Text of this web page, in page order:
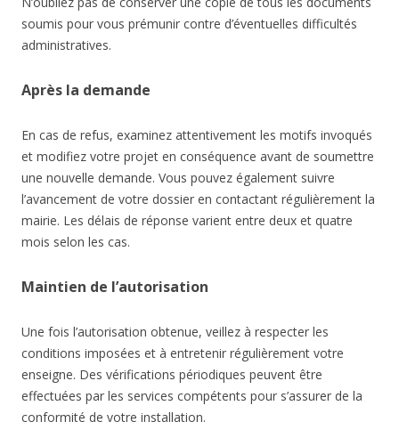
soumis pour vous prémunir contre d’éventuelles difficultés
administratives.
Après la demande
En cas de refus, examinez attentivement les motifs invoqués
et modifiez votre projet en conséquence avant de soumettre
une nouvelle demande. Vous pouvez également suivre
l’avancement de votre dossier en contactant régulièrement la
mairie. Les délais de réponse varient entre deux et quatre
mois selon les cas.
Maintien de l’autorisation
Une fois l’autorisation obtenue, veillez à respecter les
conditions imposées et à entretenir régulièrement votre
enseigne. Des vérifications périodiques peuvent être
effectuées par les services compétents pour s’assurer de la
conformité de votre installation.